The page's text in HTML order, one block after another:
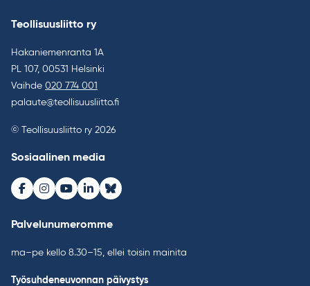
Teollisuusliitto ry
Hakaniemenranta 1A
PL 107, 00531 Helsinki
Vaihde 020 774 001
palaute@teollisuusliitto.fi
© Teollisuusliitto ry 2026
Sosiaalinen media
Facebook
Instagram
Youtube
LinkedInBluesky
Palvelunumeromme
ma–pe kello 8.30–15, ellei toisin mainita
Työsuhdeneuvonnan päivystys